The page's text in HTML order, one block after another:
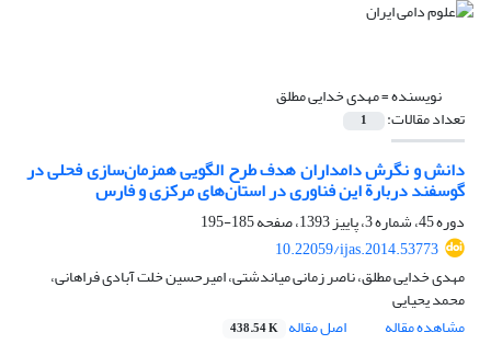
نویسنده =مهدی خدایی مطلق
تعداد مقالات: 1
دانش و نگرش دامداران هدف طرح الگویی همزمان‌سازی فحلی در
گوسفند دربارة این فناوری در استان‌های مرکزی و فارس
دوره 45، شماره 3، پاییز 1393، صفحه
185-195
10.22059/ijas.2014.53773
مهدی خدایی مطلق، ناصر زمانی میاندشتی، امیرحسین خلت آبادی فراهانی،
محمد یحیایی
مشاهده مقاله
اصل مقاله 438.54 K